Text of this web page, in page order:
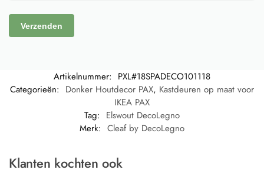
Artikelnummer: PXL#18SPADECO101118
Categorieën: Donker Houtdecor PAX, Kastdeuren op maat voor
IKEA PAX
Tag: Elswout DecoLegno
Merk: Cleaf by DecoLegno
Klanten kochten ook